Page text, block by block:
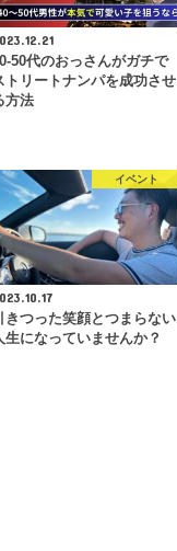
50代のおっさんがガチで
トリートナンパを成功させ
方法
イベント
きつった笑顔とつまらない
生になっていませんか？